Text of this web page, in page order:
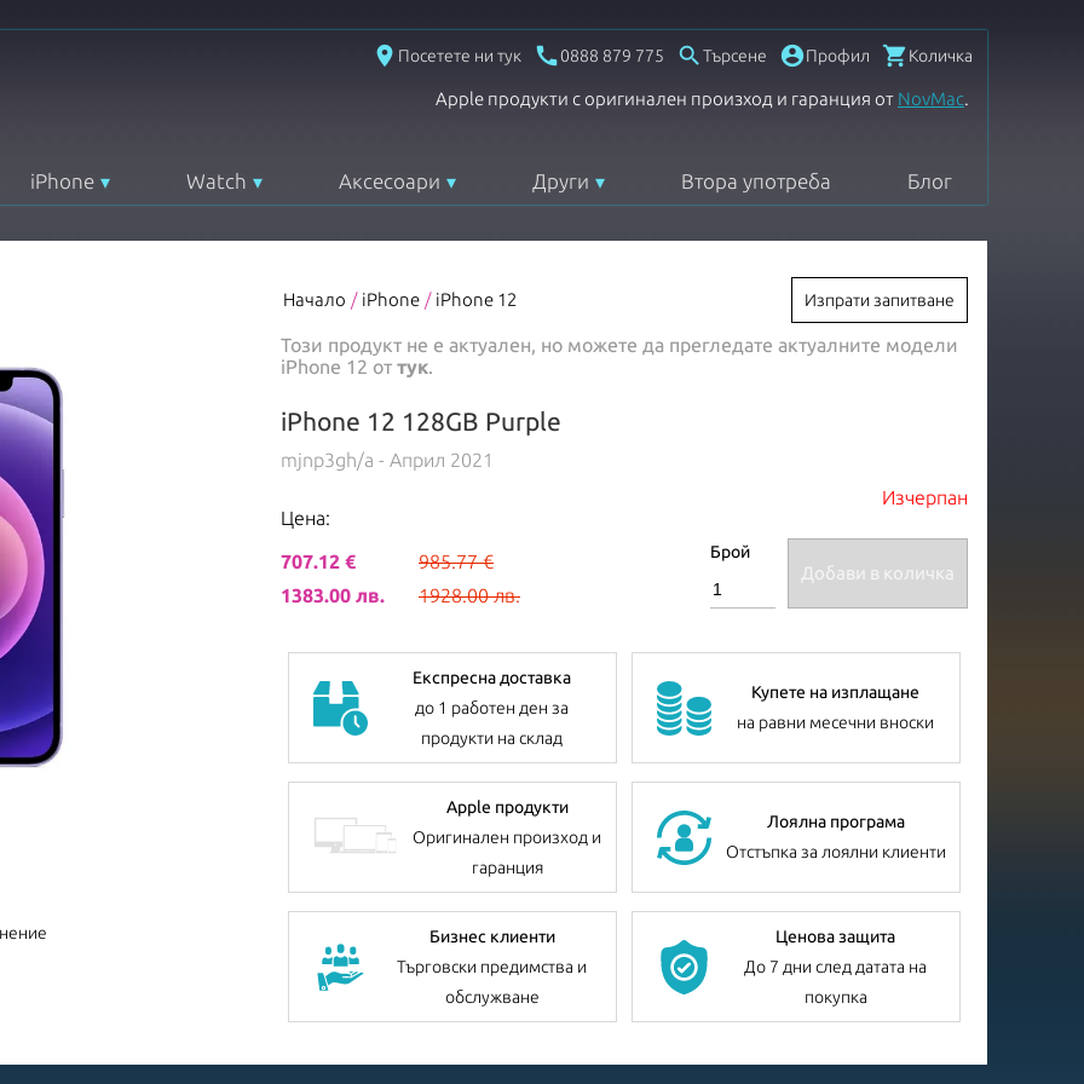
place Посетете ни тук 0888 879 775  Търсене Профил Количка
Apple продукти с оригинален произход и гаранция от NovMac.
iPhone Watch Аксесоари Други Втора употреба Блог
Начало / iPhone / iPhone 12 Изпрати запитване
Този продукт не е актуален, но можете да прегледате актуалните модели
iPhone 12 от тук.
iPhone 12 128GB Purple
mjnp3gh/a - Април 2021
Цена:
707.12 €
985.77 €
1383.00 лв.
1928.00 лв.
Изчерпан
Брой
Добави в количка
Експресна доставка
до 1 работен ден за
продукти на склад
Купете на изплащане
на равни месечни вноски
Apple продукти
Оригинален произход и
гаранция
Лоялна програма
Отстъпка за лоялни клиенти
Бизнес клиенти
Търговски предимства и
обслужване
Ценова защита
До 7 дни след датата на
покупка